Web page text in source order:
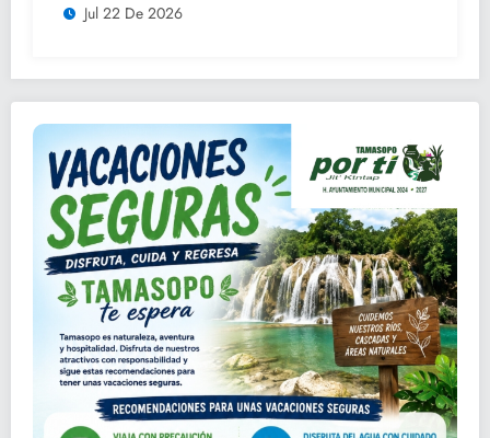
Jul 22 De 2026